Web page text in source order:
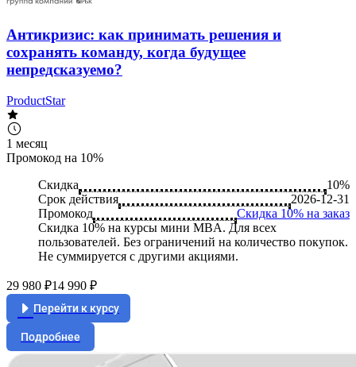
Антикризис: как принимать решения и
сохранять команду, когда будущее
непредсказуемо?
ProductStar
1 месяц
Промокод на 10%
Скидка
10%
Срок действия
2026-12-31
Промокод
Скидка 10% на заказ
Скидка 10% на курсы мини MBA. Для всех
пользователей. Без ограничений на количество покупок.
Не суммируется с другими акциями.
29 980 ₽14 990 ₽
Перейти к курсу
Подробнее